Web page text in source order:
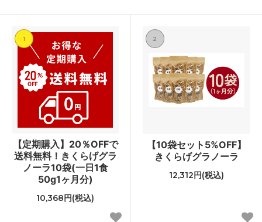
1
【定期購入】20％OFFで
送料無料！きくらげグラ
ノーラ10袋(一日1食
50g1ヶ月分)
10,368円(税込)
2
【10袋セット5%OFF】
きくらげグラノーラ
12,312円(税込)